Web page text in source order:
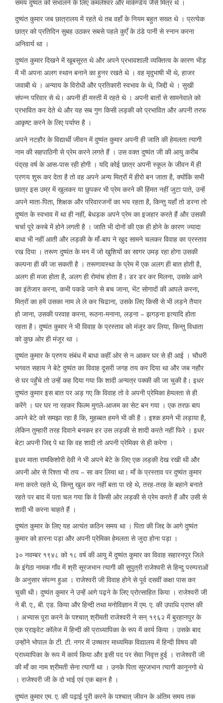
समय दुष्यंत को संभालने के लिए कमलेश्वर और मार्कण्डेय जैसे मित्र थे ।
दुष्यंत कुमार जब छात्रालय में रहते थे तब वहाँ के नियम बहुत सख्त थे । प्रत्येक
छात्र को प्रतिदिन सुबह उठकर सबसे पहले कुएँ के ठंडे पानी से स्नान करना
अनिवार्य था ।
दुष्यंत कुमार दिखने में खूबसूरत थे और अपने प्रभावशाली व्यक्तित्व के कारण भीड़
में भी अपना अलग स्थान बनाने का हुनर रखते थे । वह मृदुभाषी भी थे, हाजर
जवाबी थे । अन्याय के विरोधी और प्रतिकारी स्वभाव के थे, जिद्दी थे । सुखी
संपन्न परिवार से थे। अपनी ही मस्ती में रहते थे । अपनी बातों से सामनेवाले को
प्रभावित कर देते थे और यह सब गुण किसी लड़की को प्रभावित और अपनी तरफ
आकृष्ट करने के लिए पर्याप्त है ।
अपने नटहौर के विद्यार्थी जीवन में दुष्यंत कुमार अपनी ही जाति की हेमलता त्यागी
नाम की सहपाठिनी से प्रेम करने लगते हैं । उस वक्त दुष्यंत जी की आयु करीब
पंद्रह वर्ष के आस-पास रही होगी । यदि कोई छात्र अपनी स्कूल के जीवन में ही
प्रणय शुरू कर देता है तो वह अपने अन्य मित्रों में हीरो बन जाता है, क्योंकि सभी
छात्र इस उम्र में खुलकर या छुपकर भी प्रेम करने की हिंमत नहीं जुटा पाते, उन्हें
अपने माता-पिता, शिक्षक और परिवारजनों का भय रहता है, किन्तु यहाँ तो डरना तो
दुष्यंत के स्वभाव में था ही नहीं, बेधड़क अपने प्रेम का इजहार करते हैं और उसकी
चर्चा पूरे कस्बे में होने लगती है । जाति भी दोनों की एक ही होने के कारण ज्यादा
बाधा भी नहीं आती और लड़की के माँ-बाप ने खुद सामने चलकर विवाह का प्रस्ताव
रख दिया । तरूण दुष्यंत के मन में जो खुशियों का सागर उमड़ रहा होगा उसकी
कल्पना ही की जा सकती है । तरूणावस्था के प्रेम में एक अलग ही बात होती है,
अलग ही मजा होता है, अलग ही रोमांच होता है। डर डर कर मिलना, उसके आने
का इंतेजार करना, कभी पकडे जाने से बच जाना, भेंट सोगादों की आपले करना,
मित्रों का हमें उसका नाम ले ले कर चिढाना, उसके लिए किसी से भी लड़ने तैयार
हो जाना, उसकी परवाह करना, रूठना-मनाना, लड़ना – झगड़ना इत्यादि होता
रहता है। दुष्यंत कुमार ने भी विवाह के प्रस्ताव को मंजूर कर लिया, किन्तु विधाता
को कुछ ओर ही मंजूर था ।
दुष्यंत कुमार के प्रणय संबंध में बाधा कहीं ओर से न आकर घर से ही आई । चौधरी
भगवत सहाय ने बेटे दुष्यंत का विवाह दूसरी जगह तय कर दिया था और जब नहौर
से घर पहुँचे तो उन्हें कह दिया गया कि शादी अन्यत्र पक्की की जा चुकी है। इधर
दुष्यंत कुमार इस बात पर अड़ गए कि विवाह तो वे अपनी प्रेमिका हेमलता से ही
करेंगे । घर घर ना रहकर फिल्म मुगले-आजम का सेट बन गया । एक तरफ़ बाप
अपने बेटे को समझा रहा है कि, मुहब्बत हमने भी की है । इश्क हमने भी लड़ाया है,
लेकिन तुम्हारी तरह दिवाने बनकर हर उस लड़की से शादी करते नहीं फिरे । इधर
बेटा अपनी जिद्द पे था कि वह शादी तो अपनी प्रेमिका से ही करेगा ।
इधर माता रामकिशोरी देवी ने भी अपने बेटे के लिए एक लड़की देख रखी थी और
अपनी ओर से रिश्ता भी तय – सा कर लिया था। माँ के प्रस्ताव पर दुष्यंत कुमार
मना करते रहते थे, किन्तु खुल कर नहीं बता पा रहे थे, तरह-तरह के बहाने बनाते
रहते पर बाद में पता चल गया कि वे किसी ओर लड़की से प्रेम करते हैं और उसी से
शादी भी करना चाहते हैं ।
दुष्यंत कुमार के लिए यह अत्यंत कठिन समय था । पिता की जिद्द के आगे दुष्यंत
कुमार को हारना पड़ा और अपनी प्रेमिका हेमलता से जुदा होना पड़ा ।
३० नवम्बर १९४८ को १८ वर्ष की आयु में दुष्यंत कुमार का विवाह सहारनपुर जिले
के इंगेठा नामक गाँव में श्री सूरजभान त्यागी की सुपुत्री राजेश्वरी से हिन्दु परम्पराओं
के अनुसार संपन्न हुआ । राजेश्वरी जी विवाह होने से पूर्व दसवीं कक्षा पास कर
चुकी थी। दुष्यंत कुमार ने उन्हें आगे पढ़ने के लिए प्रोत्साहित किया । राजेश्वरी जी
ने बी. ए., बी. एड. किया और हिन्दी तथा मनोविज्ञान में एम. ए. की उपाधि प्राप्त की
। अभ्यास पूरा करने के पश्चात् श्रीमती राजेश्वरी ने सन् १९६२ में बुरहानपुर के
एक प्राइवेट कॉलेज में हिन्दी की प्राध्यापिका के रूप में कार्य किया । उसके बाद
उन्होंने भोपाल के टी. टी. नगर में उच्चतर माध्यमिक विद्यालय में हिन्दी विषय की
प्राध्यापिका के रूप में कार्य किया और इसी पद पर सेवा निवृत्त हुई । राजेश्वरी जी
की माँ का नाम श्रीमती सेना त्यागी था । उनके पिता सूरजभान त्यागी कानूनगो थे
। राजेश्वरी जी के दो भाई एवं एक बहन है ।
दुष्यंत कुमार एम. ए. की पढ़ाई पूरी करने के पश्चात् जीवन के अंतिम समय तक